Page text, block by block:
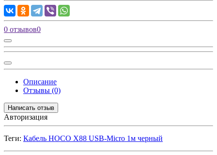
0 отзывов0
Описание
Отзывы (0)
Написать отзыв
Авторизация
Теги: Кабель HOCO X88 USB-Micro 1м черный